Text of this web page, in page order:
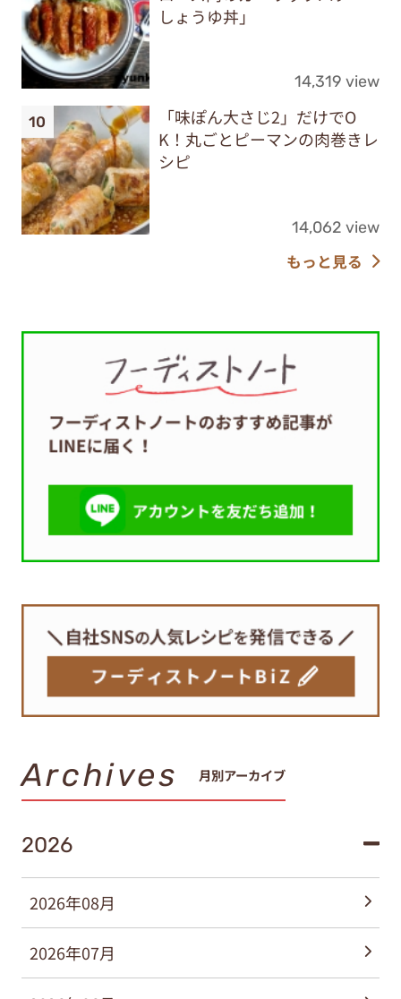
しょうゆ丼」
14,319 view
「味ぽん大さじ2」だけでO
K！丸ごとピーマンの肉巻きレ
シピ
14,062 view
もっと見る
Archives 月別アーカイブ
2026
2026年08月
2026年07月